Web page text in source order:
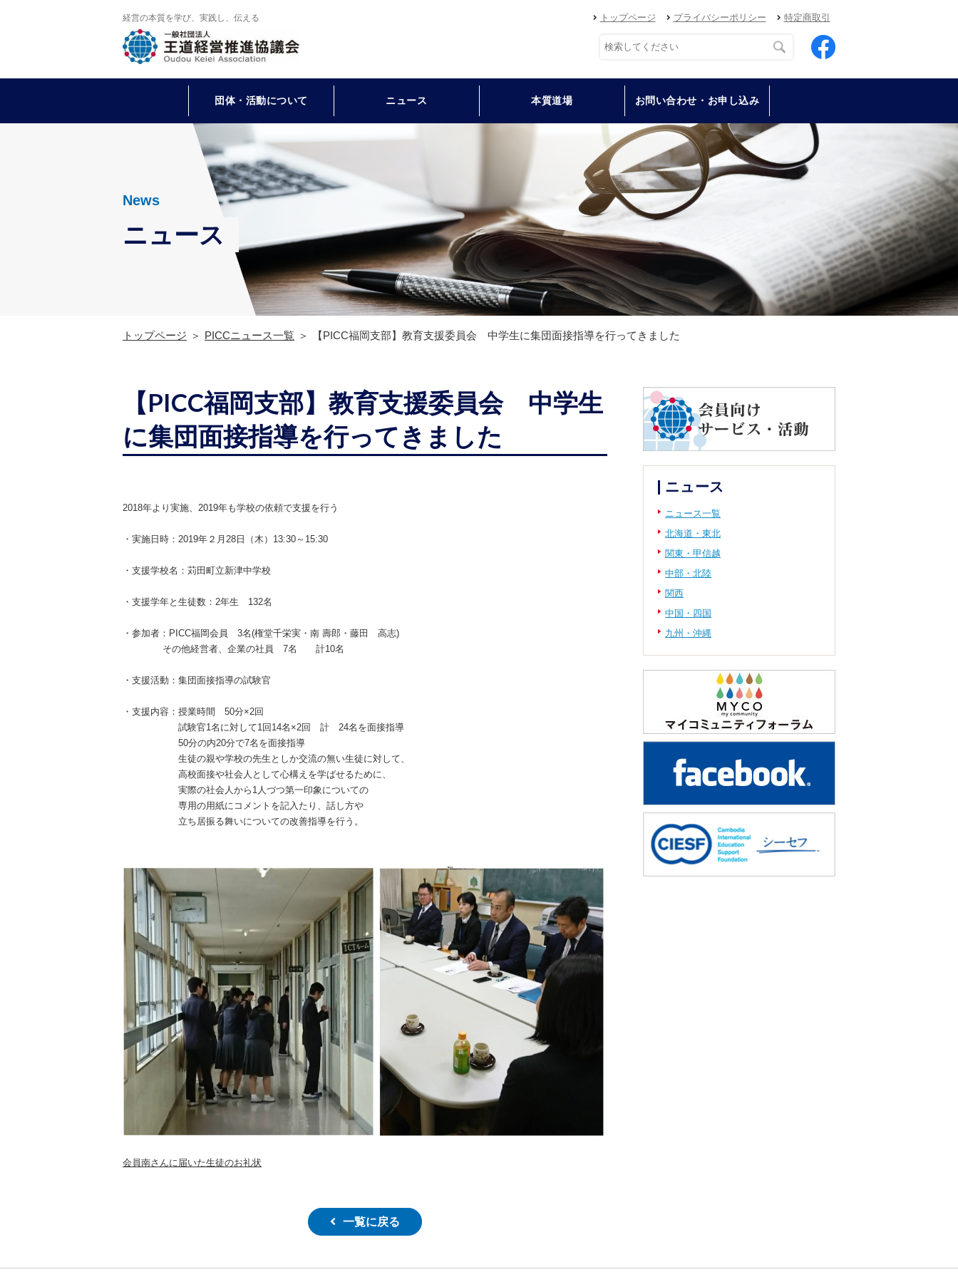
経営の本質を学び、実践し、伝える トップページ プライバシーポリシー 特定商取引
団体・活動について ニュース 本質道場 お問い合わせ・お申し込み
News
ニュース
トップページ PICCニュース一覧 【PICC福岡支部】教育支援委員会 中学生に集団面接指導を行ってきました
【PICC福岡支部】教育支援委員会 中学生
に集団面接指導を行ってきました
2018年より実施、 2019年も学校の依頼で支援を行う
・実施日時： 2019年２月 28 日（木） 13:30～ 15:30
・支援学校名：苅田町立新津中学校
・支援学年と生徒数： 2年生 132名
・参加者： PICC福岡会員 3名(権堂千栄実・南 壽郎・藤田 高志)
その他経営者、企業の社員 7名 計10名
・支援活動：集団面接指導の試験官
・支援内容：授業時間 50分×2回
試験官1名に対して1回 14名×2回 計 24名を面接指導
50分の内20分で7名を面接指導
生徒の親や学校の先生としか交流の無い生徒に対して、
高校面接や社会人として心構えを学ばせるために、
実際の社会人から 1人づつ第一印象についての
専用の用紙にコメントを記入たり、話し方や
立ち居振る舞いについての改善指導を行う。
会員南さんに届いた生徒のお礼状
一覧に戻る
ニュース
ニュース一覧
北海道・東北
関東・甲信越
中部・北陸
関西
中国・四国
九州・沖縄